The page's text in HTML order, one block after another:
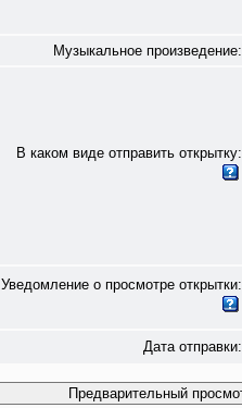
Музыкальное произведение:
В каком виде отправить открытку:
Уведомление о просмотре открытки:
Дата отправки: